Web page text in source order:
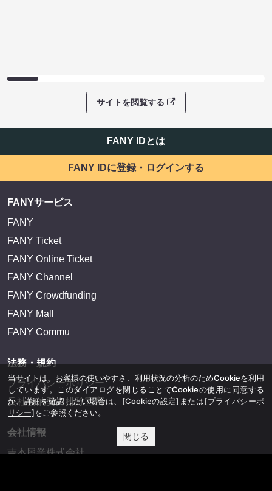
サイトを閲覧する
FANY IDとは
FANY IDに登録・ログインする
FANYサービス
FANY
FANY Ticket
FANY Online Ticket
FANY Channel
FANY Crowdfunding
FANY Mall
FANY Commu
法務・規約
プライバシーポリシー
反社会的勢力排除宣言
会社情報
吉本興業株式会社
当サイトは、お客様の使いやすさ、利用状況の分析のためCookieを利用
しています。このダイアログを閉じることでCookieの使用に同意する
か、詳細を確認したい場合は、 [Cookieの設定] または[プライバシーポ
リシー]をご参照ください。
閉じる